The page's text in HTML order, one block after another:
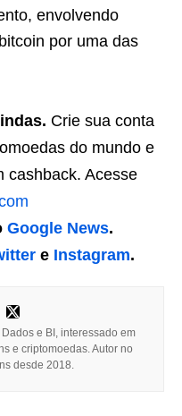
envolvendo
por uma das
Crie sua conta
do mundo e
cashback. Acesse
Google News.
e Instagram.
e BI, interessado em
e criptomoedas. Autor no
desde 2018.